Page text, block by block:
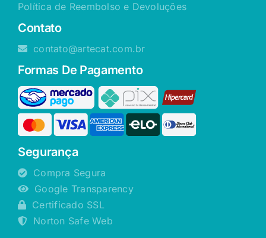
Política de Reembolso e Devoluções
Contato
contato@artecat.com.br
Formas De Pagamento
Segurança
Compra Segura
Google Transparency
Certificado SSL
Norton Safe Web